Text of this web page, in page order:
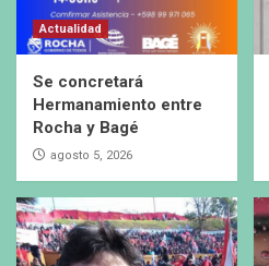
Actualidad
Se concretará
Hermanamiento entre
Rocha y Bagé
agosto 5, 2026